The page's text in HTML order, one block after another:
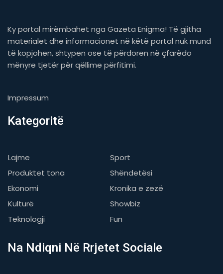
Ky portal mirëmbahet nga Gazeta Enigma! Të gjitha
materialet dhe informacionet në këtë portal nuk mund
të kopjohen, shtypen ose të përdoren në çfarëdo
mënyre tjetër për qëllime përfitimi.
Impressum
Kategoritë
Lajme
Sport
Produktet tona
Shëndetësi
Ekonomi
Kronika e zezë
Kulturë
Showbiz
Teknologji
Fun
Na Ndiqni Në Rrjetet Sociale